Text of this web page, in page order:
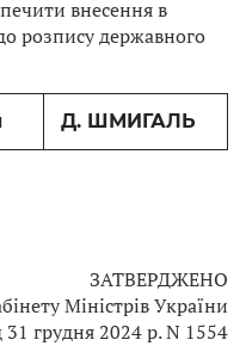
внесення в
розпису державного
Д. ШМИГАЛЬ
ЗАТВЕРДЖЕНО
Міністрів України
31 грудня 2024 р. N 1554